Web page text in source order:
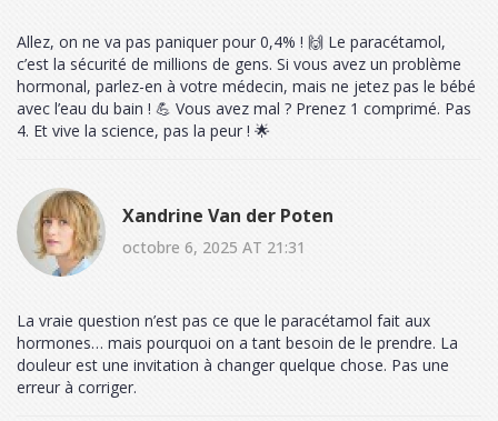
Allez, on ne va pas paniquer pour 0,4% ! 🙌 Le paracétamol,
c’est la sécurité de millions de gens. Si vous avez un problème
hormonal, parlez-en à votre médecin, mais ne jetez pas le bébé
avec l’eau du bain ! 💪 Vous avez mal ? Prenez 1 comprimé. Pas
4. Et vive la science, pas la peur ! 🌟
Xandrine Van der Poten
octobre 6, 2025 AT 21:31
La vraie question n’est pas ce que le paracétamol fait aux
hormones… mais pourquoi on a tant besoin de le prendre. La
douleur est une invitation à changer quelque chose. Pas une
erreur à corriger.